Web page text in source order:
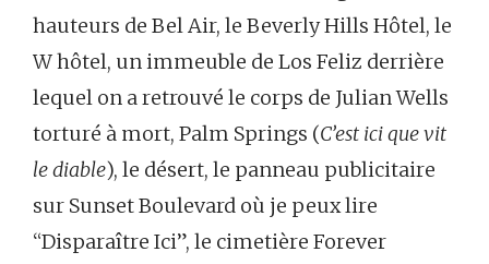
hauteurs de Bel Air, le Beverly Hills Hôtel, le
W hôtel, un immeuble de Los Feliz derrière
lequel on a retrouvé le corps de Julian Wells
torturé à mort, Palm Springs (C’est ici que vit
le diable), le désert, le panneau publicitaire
sur Sunset Boulevard où je peux lire
“Disparaître Ici”, le cimetière Forever